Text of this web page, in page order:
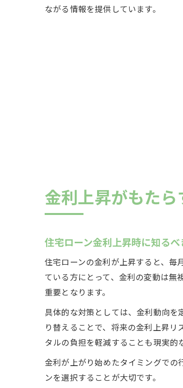
ながる情報を提供しています。
金利上昇がもた
住宅ローン金利上昇時に知る
住宅ローンの金利が上昇すると、毎
ている方にとって、金利の変動は
重要となります。
具体的な対策としては、金利動向
り替えることで、将来の金利上昇
タルの負担を軽減することも現実的
金利が上がり始めたタイミングで
ンを選択することが大切です。